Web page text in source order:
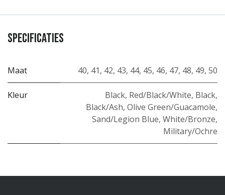
Specificaties
Maat 40, 41, 42, 43, 44, 45, 46, 47, 48, 49, 50
Kleur Black, Red/Black/White, Black,
Black/Ash, Olive Green/Guacamole,
Sand/Legion Blue, White/Bronze,
Military/Ochre